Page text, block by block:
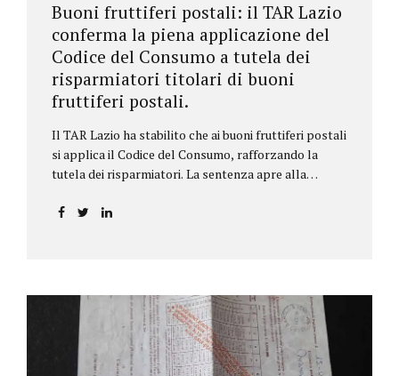
Buoni fruttiferi postali: il TAR Lazio
conferma la piena applicazione del
Codice del Consumo a tutela dei
risparmiatori titolari di buoni
fruttiferi postali.
Il TAR Lazio ha stabilito che ai buoni fruttiferi postali
si applica il Codice del Consumo, rafforzando la
tutela dei risparmiatori. La sentenza apre alla
capitale o interessi per mancanza di informazioni